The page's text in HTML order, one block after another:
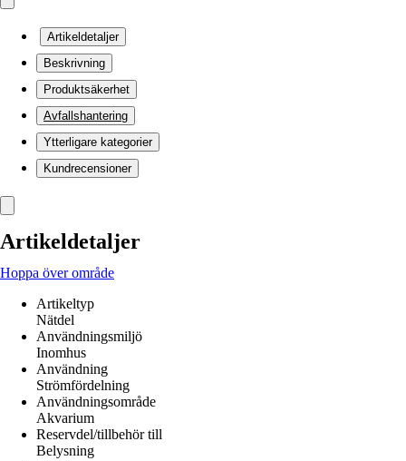
Artikeldetaljer
Beskrivning
Produktsäkerhet
Avfallshantering
Ytterligare kategorier
Kundrecensioner
Artikeldetaljer
Hoppa över område
Artikeltyp
Nätdel
Användningsmiljö
Inomhus
Användning
Strömfördelning
Användningsområde
Akvarium
Reservdel/tillbehör till
Belysning